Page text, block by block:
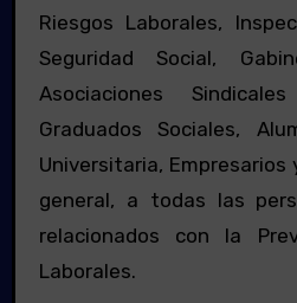
Riesgos Laborales,
Seguridad Social,
Asociaciones
Graduados Sociales,
Universitaria, Empresarios
general, a todas las
relacionados con la
Laborales.